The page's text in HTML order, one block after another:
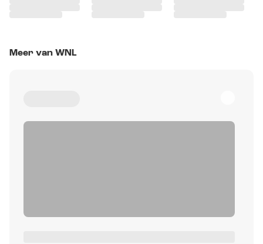
Meer van WNL